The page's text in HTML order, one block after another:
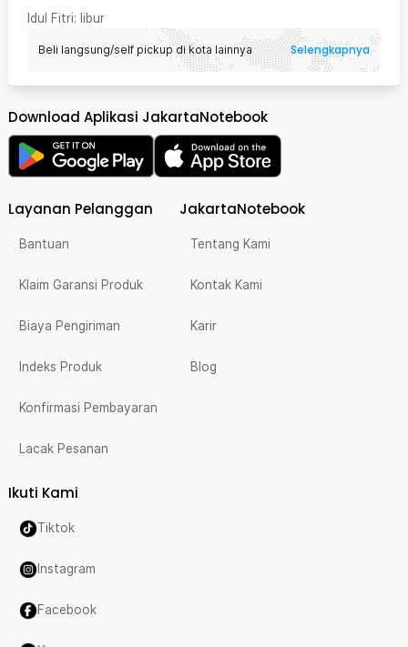
Idul Fitri: libur
Beli langsung/self pickup di kota lainnya Selengkapnya
Download Aplikasi JakartaNotebook
Layanan Pelanggan
Bantuan
Klaim Garansi Produk
Biaya Pengiriman
Indeks Produk
Konfirmasi Pembayaran
Lacak Pesanan
JakartaNotebook
Tentang Kami
Kontak Kami
Karir
Blog
Ikuti Kami
Tiktok
Instagram
Facebook